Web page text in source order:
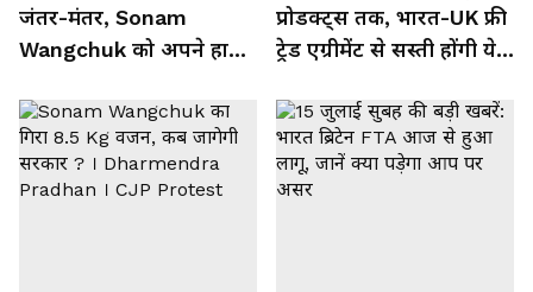
जंतर-मंतर, Sonam
Wangchuk को अपने हाथों
प्रोडक्ट्स तक, भारत-UK फ्री
ट्रेड एग्रीमेंट से सस्ती होंगी ये